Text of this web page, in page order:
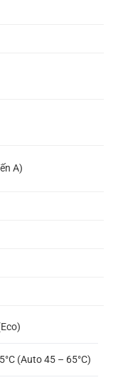
A)
(Auto 45 – 65°C)